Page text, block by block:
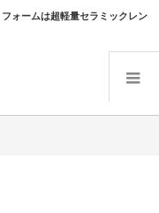
ォームは超軽量セラミックレン